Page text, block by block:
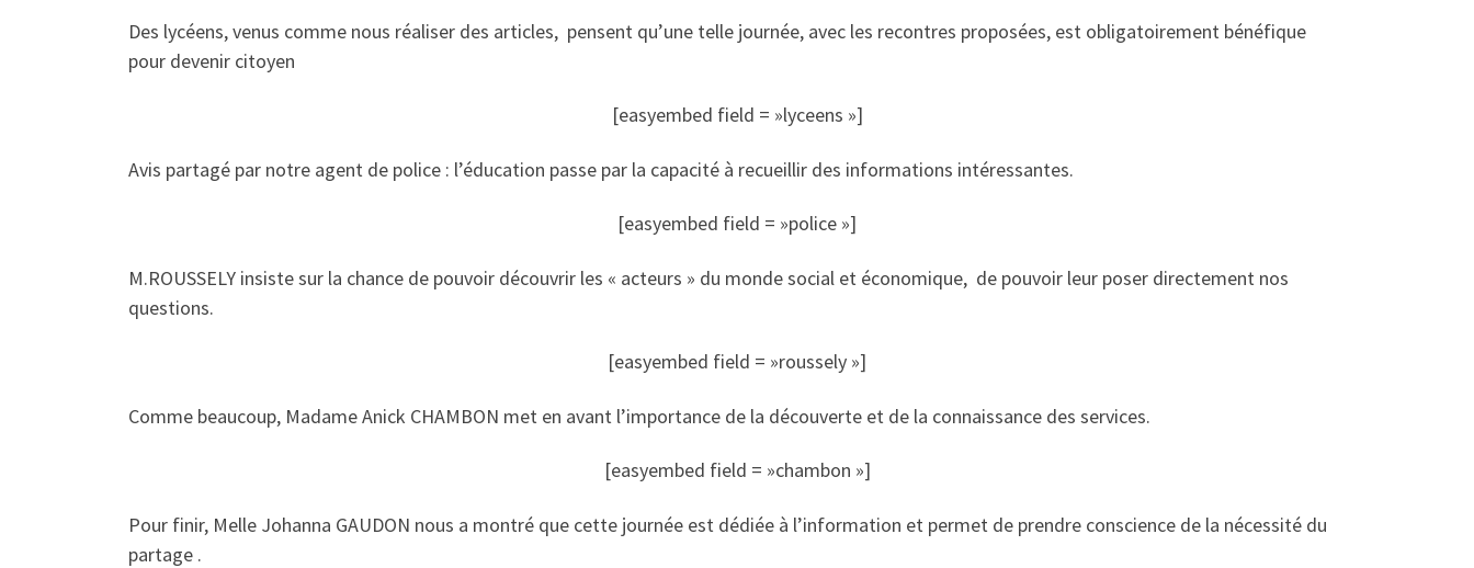
Des lycéens, venus comme nous réaliser des articles, pensent qu’une telle journée, avec les recontres proposées, est obligatoirement bénéfique
pour devenir citoyen
[easyembed field = »lyceens »]
Avis partagé par notre agent de police : l’éducation passe par la capacité à recueillir des informations intéressantes.
[easyembed field = »police »]
M.ROUSSELY insiste sur la chance de pouvoir découvrir les « acteurs » du monde social et économique, de pouvoir leur poser directement nos
questions.
[easyembed field = »roussely »]
Comme beaucoup, Madame Anick CHAMBON met en avant l’importance de la découverte et de la connaissance des services.
[easyembed field = »chambon »]
Pour finir, Melle Johanna GAUDON nous a montré que cette journée est dédiée à l’information et permet de prendre conscience de la nécessité du
partage .